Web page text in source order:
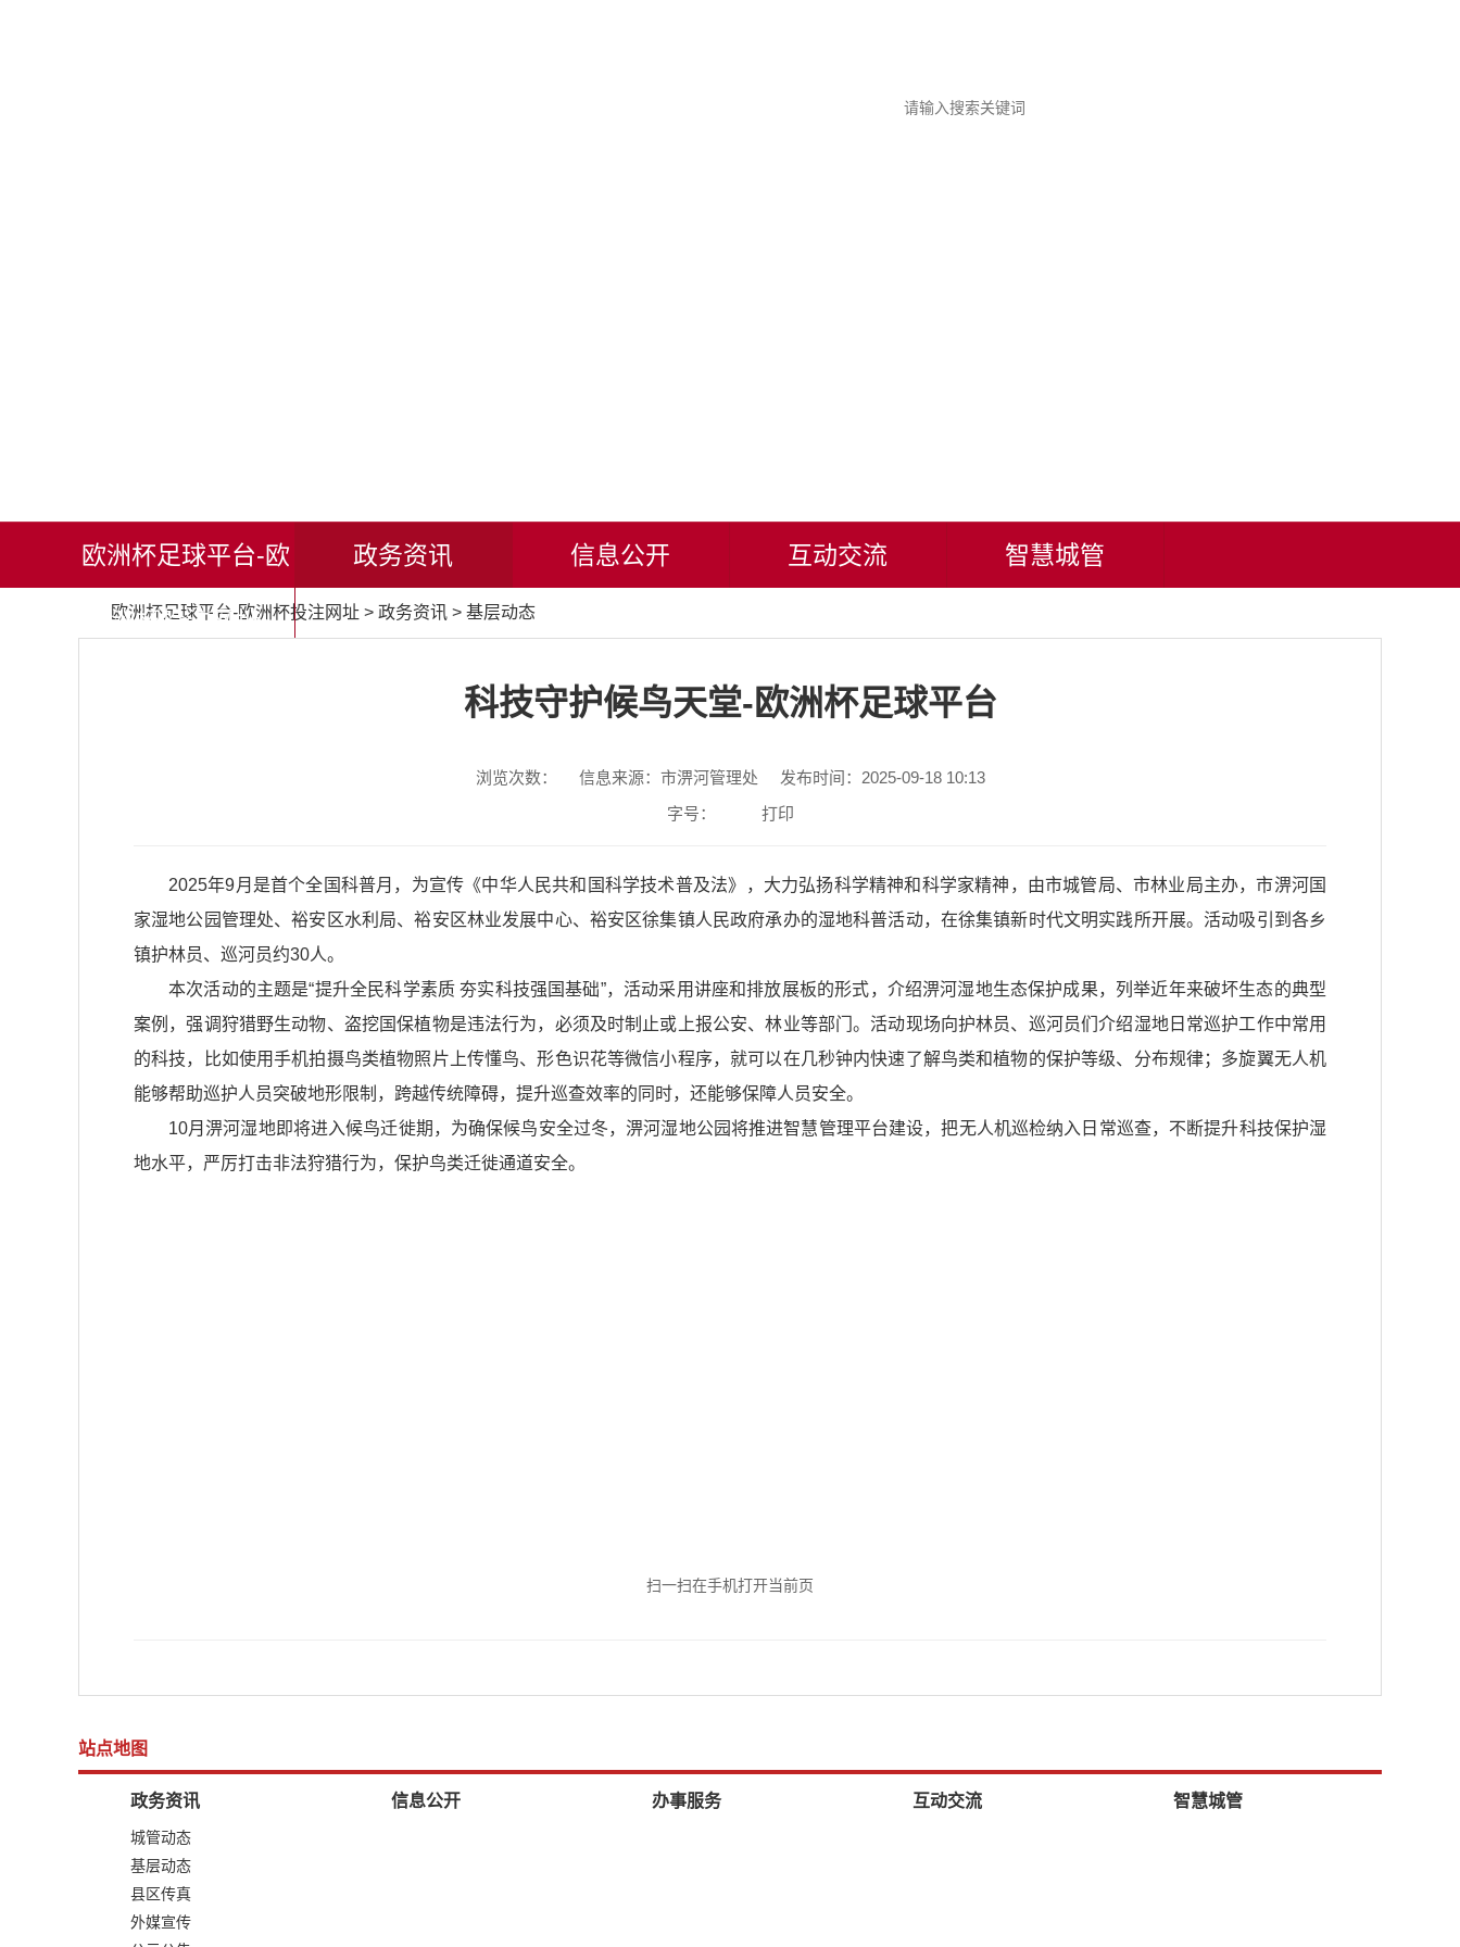
欧洲杯足球平台-欧
洲杯投注网址
政务资讯 信息公开 互动交流 智慧城管
欧洲杯足球平台-欧洲杯投注网址 > 政务资讯 > 基层动态
科技守护候鸟天堂-欧洲杯足球平台
浏览次数： 信息来源：市淠河管理处
发布时间：2025-09-18 10:13
字号：
打印
2025年9月是首个全国科普月，为宣传《中华人民共和国科学技术普及法》，大力弘扬科学精神和科学家精神，由市城管局、市林业局主办，市淠河国
家湿地公园管理处、裕安区水利局、裕安区林业发展中心、裕安区徐集镇人民政府承办的湿地科普活动，在徐集镇新时代文明实践所开展。活动吸引到各乡
镇护林员、巡河员约30人。
本次活动的主题是“提升全民科学素质 夯实科技强国基础”，活动采用讲座和排放展板的形式，介绍淠河湿地生态保护成果，列举近年来破坏生态的典型
案例，强调狩猎野生动物、盗挖国保植物是违法行为，必须及时制止或上报公安、林业等部门。活动现场向护林员、巡河员们介绍湿地日常巡护工作中常用
的科技，比如使用手机拍摄鸟类植物照片上传懂鸟、形色识花等微信小程序，就可以在几秒钟内快速了解鸟类和植物的保护等级、分布规律；多旋翼无人机
能够帮助巡护人员突破地形限制，跨越传统障碍，提升巡查效率的同时，还能够保障人员安全。
10月淠河湿地即将进入候鸟迁徙期，为确保候鸟安全过冬，淠河湿地公园将推进智慧管理平台建设，把无人机巡检纳入日常巡查，不断提升科技保护湿
地水平，严厉打击非法狩猎行为，保护鸟类迁徙通道安全。
扫一扫在手机打开当前页
站点地图
政务资讯
城管动态
基层动态
县区传真
外媒宣传
信息公开 办事服务 互动交流 智慧城管